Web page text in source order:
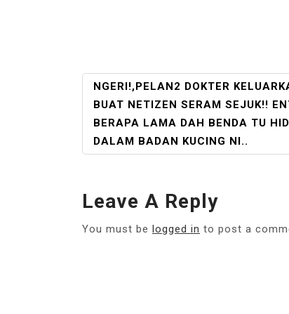
POST
NAVIGATION
NGERI!,PELAN2 DOKTER
BUAT NETIZEN SERAM SEJUK!!
BERAPA LAMA DAH BENDA TU
DALAM BADAN KUCING NI..
Leave A Reply
You must be logged in to post a